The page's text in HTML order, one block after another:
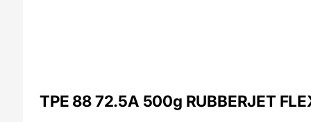
TPE 88 72.5A 500g RUBBERJET